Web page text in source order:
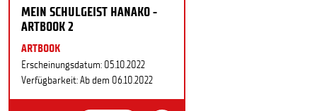
MEIN SCHULGEIST HANAKO -
ARTBOOK 2
ARTBOOK
Erscheinungsdatum: 05.10.2022
Verfügbarkeit: Ab dem 06.10.2022